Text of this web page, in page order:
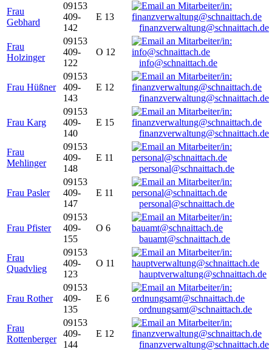
Frau
Gebhard
09153
409-
142
E 13
finanzverwaltung@schnaittach.de
Frau
Holzinger
09153
409-
122
O 12
info@schnaittach.de
Frau Hüßner
09153
409-
143
E 12
finanzverwaltung@schnaittach.de
Frau Karg
09153
409-
140
E 15
finanzverwaltung@schnaittach.de
Frau
Mehlinger
09153
409-
148
E 11
personal@schnaittach.de
Frau Pasler
09153
409-
147
E 11
personal@schnaittach.de
Frau Pfister
09153
409-
155
O 6
bauamt@schnaittach.de
Frau
Quadvlieg
09153
409-
123
O 11
hauptverwaltung@schnaittach.de
Frau Rother
09153
409-
135
E 6
ordnungsamt@schnaittach.de
Frau
Rottenberger
09153
409-
144
E 12
finanzverwaltung@schnaittach.de